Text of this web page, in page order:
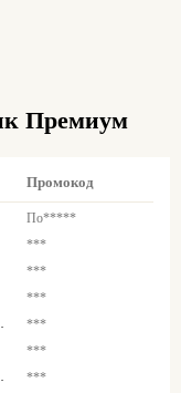
Премиум
Промокод
По*****
***
***
***
***
***
***